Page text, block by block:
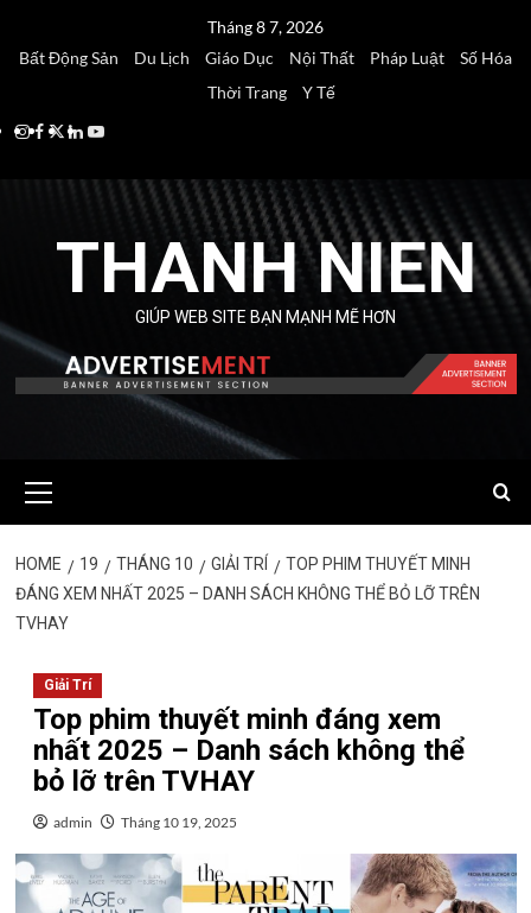
Tháng 8 7, 2026
Bất Động Sản
Du Lịch Giáo Dục Nội Thất Pháp Luật
Số Hóa
Thời Trang
Y Tế
Instagram
Facebook
Twitter
Linkedin
Youtube
THANH NIEN
GIÚP WEB SITE BẠN MẠNH MẼ HƠN
Menu
HOME 19 THÁNG 10 GIẢI TRÍ
TOP PHIM THUYẾT MINH
ĐÁNG XEM NHẤT 2025 – DANH SÁCH KHÔNG THỂ BỎ LỠ TRÊN
TVHAY
Giải Trí
Top phim thuyết minh đáng xem
nhất 2025 – Danh sách không thể
bỏ lỡ trên TVHAY
admin Tháng 10 19, 2025